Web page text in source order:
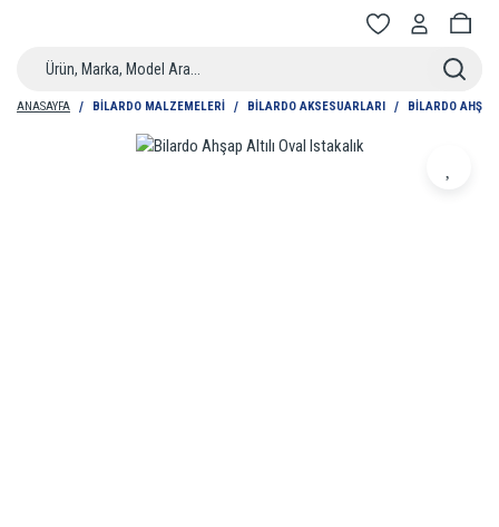
ANASAYFA BILARDO MALZEMELERI BILARDO AKSESUARLARI BILARDO